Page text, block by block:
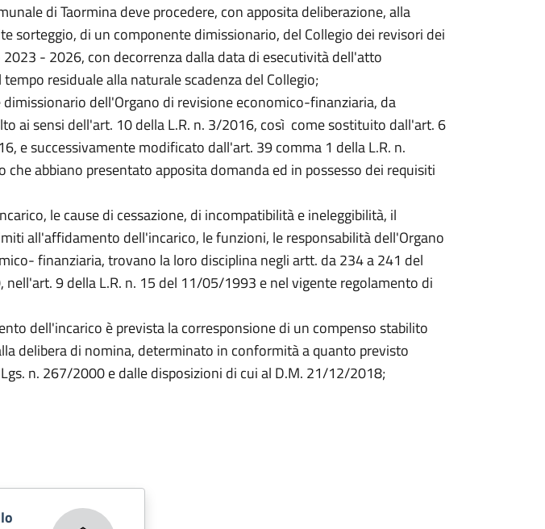
di Taormina deve procedere, con apposita deliberazione, alla
sorteggio, di un componente dimissionario, del Collegio dei revisori dei
- 2026, con decorrenza dalla data di esecutività dell'atto
residuale alla naturale scadenza del Collegio;
dell'Organo di revisione economico-finanziaria, da
ai sensi dell'art. 10 della L.R. n. 3/2016, così come sostituito dall'art. 6
e successivamente modificato dall'art. 39 comma 1 della L.R. n.
che abbiano presentato apposita domanda ed in possesso dei requisiti
le cause di cessazione, di incompatibilità e ineleggibilità, il
all'affidamento dell'incarico, le funzioni, le responsabilità dell'Organo
finanziaria, trovano la loro disciplina negli artt. da 234 a 241 del
nell'art. 9 della L.R. n. 15 del 11/05/1993 e nel vigente regolamento di
dell'incarico è prevista la corresponsione di un compenso stabilito
delibera di nomina, determinato in conformità a quanto previsto
n. 267/2000 e dalle disposizioni di cui al D.M. 21/12/2018;